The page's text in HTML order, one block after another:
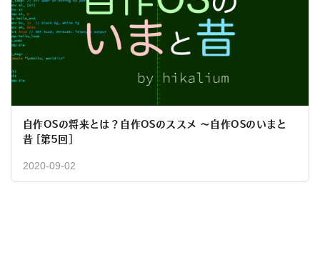
自作OSの将来とは？自作OSのススメ 〜自作OSのいまと
昔 [第5回]
2020-09-02